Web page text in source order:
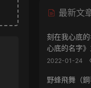
最新文
刻在我心底
心底的名字》
2022-01-24
野蜂飛舞（鋼